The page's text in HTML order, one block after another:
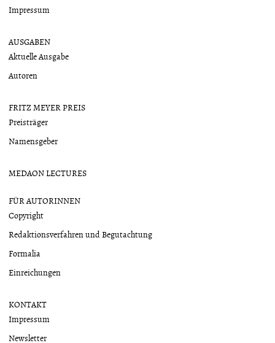
Impressum
AUSGABEN
Aktuelle Ausgabe
Autoren
FRITZ MEYER PREIS
Preisträger
Namensgeber
MEDAON LECTURES
FÜR AUTORINNEN
Copyright
Redaktionsverfahren und Begutachtung
Formalia
Einreichungen
KONTAKT
Impressum
Newsletter